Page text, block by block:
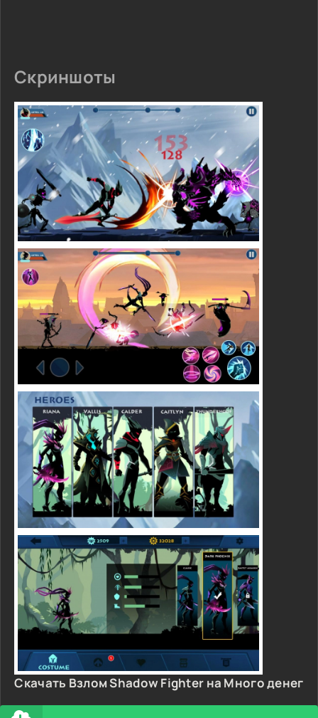
Скриншоты
Скачать Взлом Shadow Fighter на Много денег